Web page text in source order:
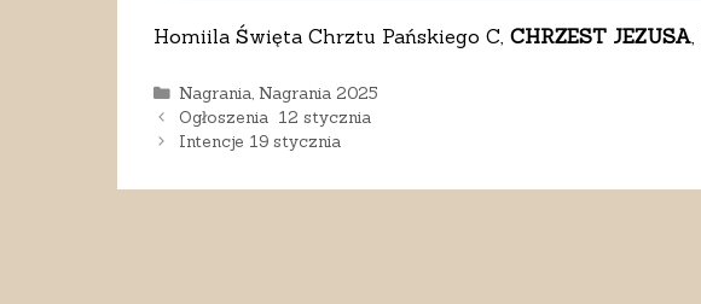
Homiila Święta Chrztu Pańskiego C, CHRZEST JEZUSA
Kategorie
Nagrania,Nagrania 2025
Ogłoszenia 12 stycznia
Intencje 19 stycznia